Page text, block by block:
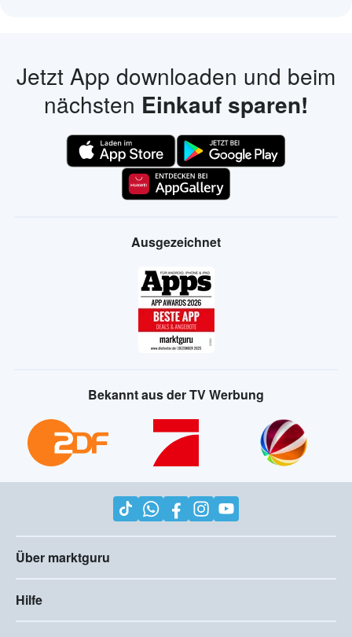
Jetzt App downloaden und beim
nächsten Einkauf sparen!
Ausgezeichnet
Bekannt aus der TV Werbung
Über marktguru
Hilfe